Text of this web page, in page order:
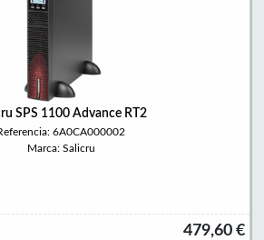
SPS 1100 Advance RT2
6A0CA000002
Marca: Salicru
479,60 €